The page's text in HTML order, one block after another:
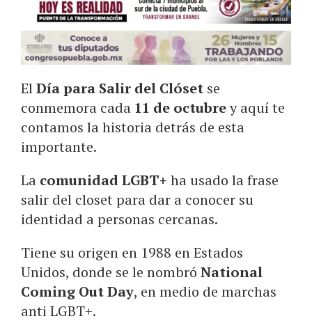
ElDía para Salir del Clóset se
conmemora cada 11 de octubrey aquí te
contamos la historia detrás de esta
importante.
La comunidad LGBT+ ha usado la frase
salir del closet para dar a conocer su
identidad a personas cercanas.
Tiene su origen en 1988 en Estados
Unidos, donde se le nombró National
Coming Out Day, en medio de marchas
anti LGBT+.